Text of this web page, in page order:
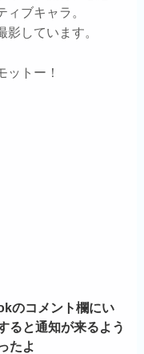
ブキャラ。
しています。
ットー！
のコメント欄にい
ると通知が来るよう
たよ